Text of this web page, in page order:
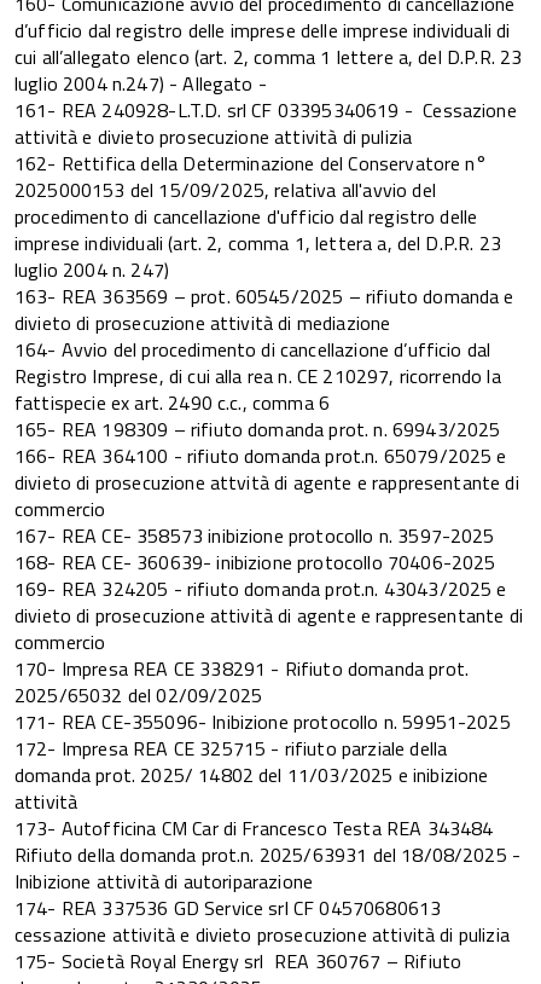
d’ufficio dal registro delle imprese delle imprese individuali di
cui all’allegato elenco (art. 2, comma 1 lettere a, del D.P.R. 23
luglio 2004 n.247) - Allegato -
161- REA 240928-L.T.D. srl CF 03395340619 - Cessazione
attività e divieto prosecuzione attività di pulizia
162- Rettifica della Determinazione del Conservatore n°
2025000153 del 15/09/2025, relativa all'avvio del
procedimento di cancellazione d'ufficio dal registro delle
imprese individuali (art. 2, comma 1, lettera a, del D.P.R. 23
luglio 2004 n. 247)
163- REA 363569 – prot. 60545/2025 – rifiuto domanda e
divieto di prosecuzione attività di mediazione
164- Avvio del procedimento di cancellazione d’ufficio dal
Registro Imprese, di cui alla rea n. CE 210297, ricorrendo la
fattispecie ex art. 2490 c.c., comma 6
165- REA 198309 – rifiuto domanda prot. n. 69943/2025
166- REA 364100 - rifiuto domanda prot.n. 65079/2025 e
divieto di prosecuzione attvità di agente e rappresentante di
commercio
167- REA CE- 358573 inibizione protocollo n. 3597-2025
168- REA CE- 360639- inibizione protocollo 70406-2025
169- REA 324205 - rifiuto domanda prot.n. 43043/2025 e
divieto di prosecuzione attività di agente e rappresentante di
commercio
170- Impresa REA CE 338291 - Rifiuto domanda prot.
2025/65032 del 02/09/2025
171- REA CE-355096- Inibizione protocollo n. 59951-2025
172- Impresa REA CE 325715 - rifiuto parziale della
domanda prot. 2025/ 14802 del 11/03/2025 e inibizione
attività
173- Autofficina CM Car di Francesco Testa REA 343484
Rifiuto della domanda prot.n. 2025/63931 del 18/08/2025 -
Inibizione attività di autoriparazione
174- REA 337536 GD Service srl CF 04570680613
cessazione attività e divieto prosecuzione attività di pulizia
175- Società Royal Energy srl REA 360767 – Rifiuto